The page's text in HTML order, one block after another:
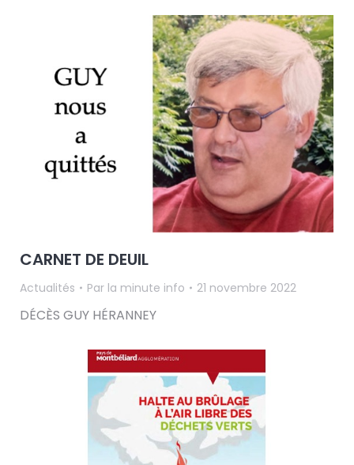
CARNET DE DEUIL
Actualités Par la minute info 21 novembre 2022
DÉCÈS GUY HÉRANNEY